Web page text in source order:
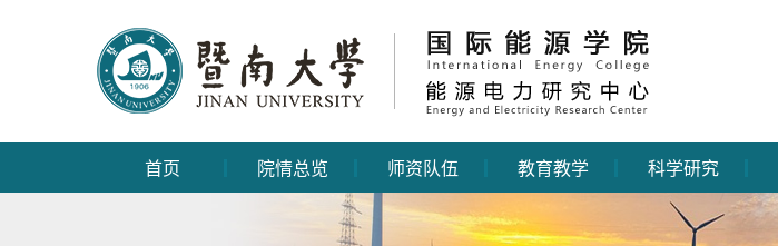
首页 院情总览 师资队伍 教育教学 科学研究